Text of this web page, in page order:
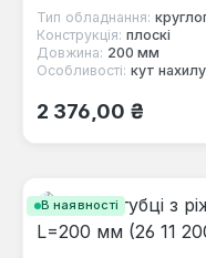
Тип обладнання:
Конструкція: плоскі
Довжина: 200 мм
Особливості: кут
Звичайна ціна:
2 376,00 ₴
В наявності